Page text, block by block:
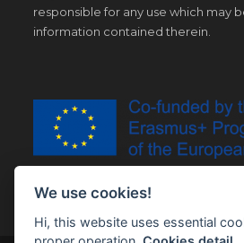
responsible for any use which may
information contained therein.
We use cookies!
Hi, this website uses essential